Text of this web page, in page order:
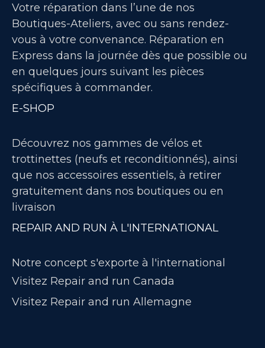
Votre réparation dans l’une de nos
Boutiques-Ateliers, avec ou sans rendez-
vous à votre convenance. Réparation en
Express dans la journée dès que possible ou
en quelques jours suivant les pièces
spécifiques à commander.
E-SHOP
Découvrez nos gammes de vélos et
trottinettes (neufs et reconditionnés), ainsi
que nos accessoires essentiels, à retirer
gratuitement dans nos boutiques ou en
livraison
REPAIR AND RUN À L'INTERNATIONAL
Notre concept s'exporte à l'international
Visitez Repair and run Canada
Visitez Repair and run Allemagne